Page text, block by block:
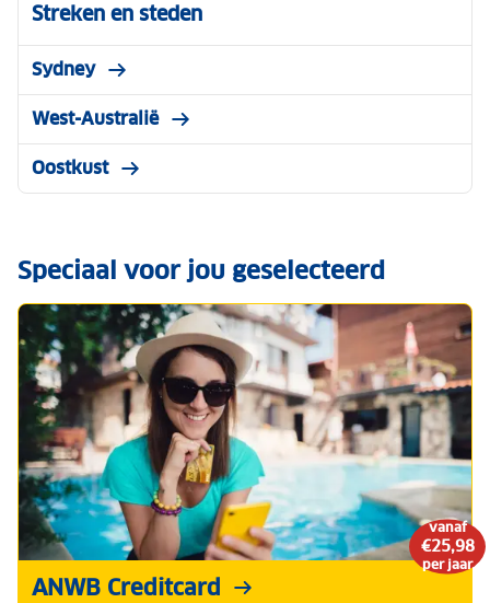
Streken en steden
Sydney
West-Australië
Oostkust
Speciaal voor jou geselecteerd
vanaf
€25,98
per jaar
ANWB Creditcard